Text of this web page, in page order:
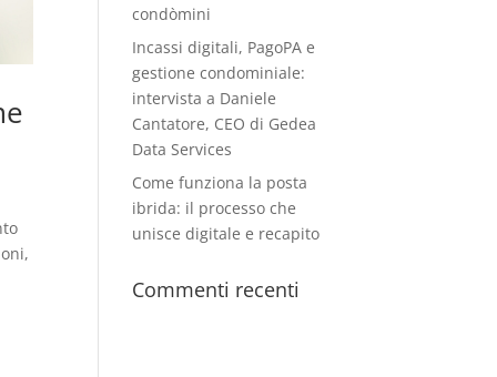
condòmini
Incassi digitali, PagoPA e
gestione condominiale:
intervista a Daniele
Cantatore, CEO di Gedea
Data Services
Come funziona la posta
ibrida: il processo che
unisce digitale e recapito
Commenti recenti